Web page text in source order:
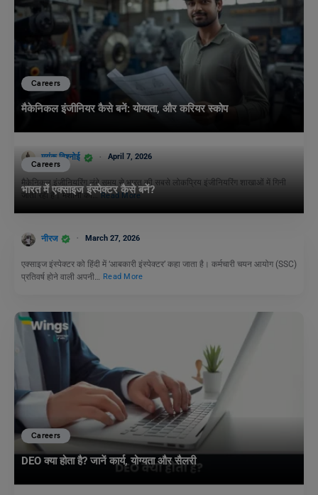
Careers
मैकेनिकल इंजीनियर कैसे बनें: योग्यता, और करियर स्कोप
मयंक विश्नोई April 7, 2026
मैकेनिकल इंजीनियरिंग लंबे समय से भारत की सबसे लोकप्रिय इंजीनियरिंग शाखाओं में गिनी
जाती रही है। मशीनों का… Read More
Careers
भारत में एक्साइज इंस्पेक्टर कैसे बनें?
नीरज March 27, 2026
एक्साइज इंस्पेक्टर को हिंदी में ‘आबकारी इंस्पेक्टर’ कहा जाता है। कर्मचारी चयन आयोग (SSC)
प्रतिवर्ष होने वाली अपनी…
Read More
Careers
DEO क्या होता है? जानें कार्य, योग्यता और सैलरी